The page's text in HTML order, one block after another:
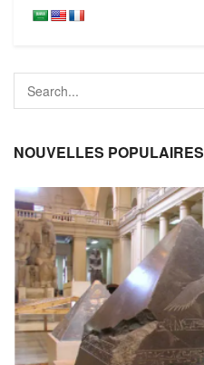
NOUVELLES POPULAIRES